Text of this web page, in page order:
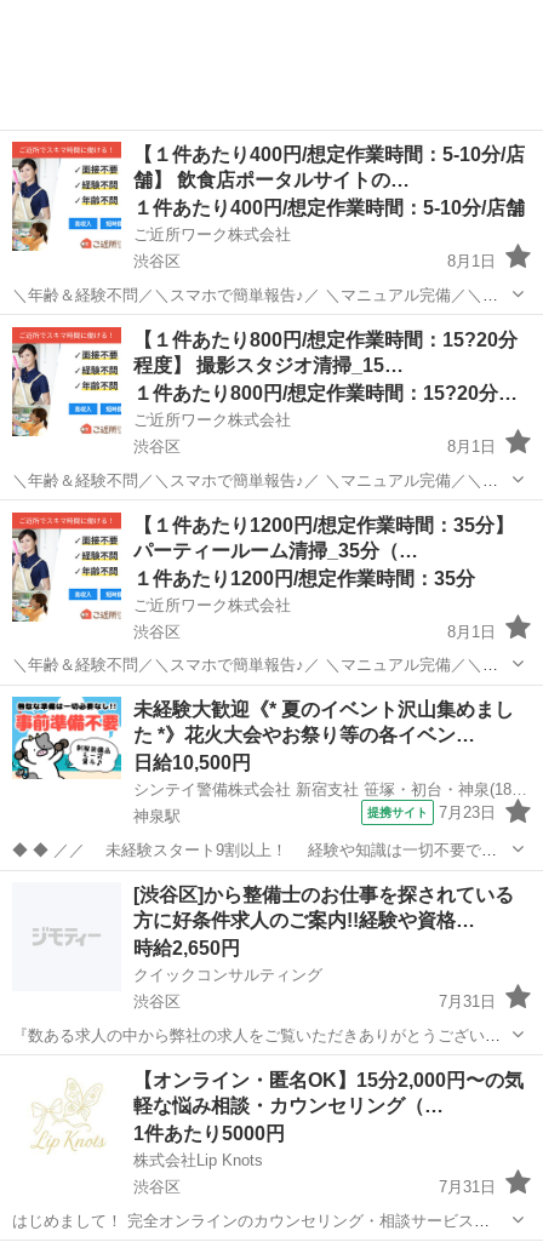
【１件あたり400円/想定作業時間：5-10分/店
舗】 飲食店ポータルサイトの…
１件あたり400円/想定作業時間：5-10分/店舗
ご近所ワーク株式会社
渋谷区
8月1日
＼年齢＆経験不問／＼スマホで簡単報告♪／ ＼マニュアル完備／＼ス
キマ時間のお小遣い稼ぎにぴったり／ ※業務委託なので履歴書不要で
す。 飲食店ポータルサイトのキャンペーンチラシ配布＆ご利用案内業
務のお仕事です♪ 【飲食店応...
東京 渋谷区 その他
【１件あたり800円/想定作業時間：15?20分
程度】 撮影スタジオ清掃_15…
１件あたり800円/想定作業時間：15?20分程度
ご近所ワーク株式会社
渋谷区
8月1日
＼年齢＆経験不問／＼スマホで簡単報告♪／ ＼マニュアル完備／＼ス
キマ時間のお小遣い稼ぎにぴったり／ ※業務委託なので履歴書不要で
す。 撮影スタジオ清掃_15-20分のお仕事です♪ 撮影スタジオの清掃を
お願いします。 スタ...
東京 渋谷区 その他
【１件あたり1200円/想定作業時間：35分】
パーティールーム清掃_35分（…
１件あたり1200円/想定作業時間：35分
ご近所ワーク株式会社
渋谷区
8月1日
＼年齢＆経験不問／＼スマホで簡単報告♪／ ＼マニュアル完備／＼ス
キマ時間のお小遣い稼ぎにぴったり／ ※業務委託なので履歴書不要で
す。 パーティールーム清掃_35分（水回りあり）のお仕事です♪ パー
ティールームの清掃と整理...
東京 渋谷区 その他
未経験大歓迎《* 夏のイベント沢山集めまし
た *》花火大会やお祭り等の各イベン…
日給10,500円
シンテイ警備株式会社 新宿支社 笹塚・初台・神泉(18)エリア/A3203200140
神泉駅
提携サイト 7月23日
◆ ◆ ／／ 未経験スタート9割以上！ 経験や知識は一切不要で始
めやすい♪ シフトの強制もないですし 自分のペースで働くことも
できるので 続けやすい♪働きやすい♪ ＼＼ 『シフトが削られた…』
『思うように稼...
神泉駅 警備員
[渋谷区]から整備士のお仕事を探されている
方に好条件求人のご案内!!経験や資格…
時給2,650円
クイックコンサルティング
渋谷区
7月31日
『数ある求人の中から弊社の求人をご覧いただきありがとうございま
す!!』 全国に様々な求人を5万件以上取り扱っておりご希望条件やご状
況に応じてマッチしそうな求人をご案内いたします!! 応募前に相談だ
けしてみたい方やどんな求...
スタッフ
【オンライン・匿名OK】15分2,000円〜の気
軽な悩み相談・カウンセリング（…
1件あたり5000円
株式会社Lip Knots
渋谷区
7月31日
はじめまして！ 完全オンラインのカウンセリング・相談サービス